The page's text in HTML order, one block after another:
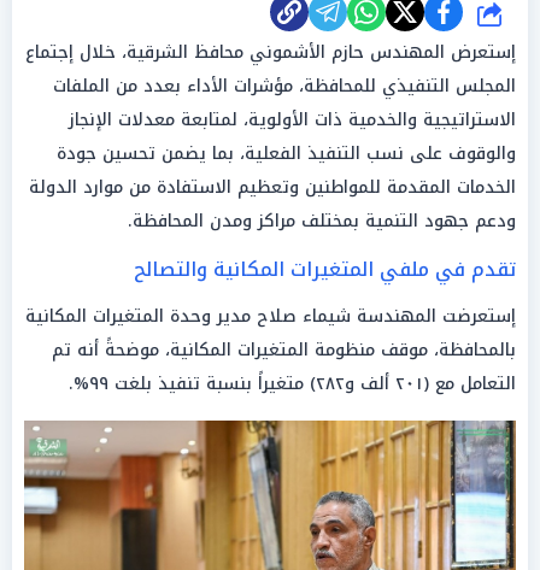
شارك
إستعرض المهندس حازم الأشموني محافظ الشرقية، خلال إجتماع
المجلس التنفيذي للمحافظة، مؤشرات الأداء بعدد من الملفات
الاستراتيجية والخدمية ذات الأولوية، لمتابعة معدلات الإنجاز
والوقوف على نسب التنفيذ الفعلية، بما يضمن تحسين جودة
الخدمات المقدمة للمواطنين وتعظيم الاستفادة من موارد الدولة
ودعم جهود التنمية بمختلف مراكز ومدن المحافظة.
تقدم في ملفي المتغيرات المكانية والتصالح
إستعرضت المهندسة شيماء صلاح مدير وحدة المتغيرات المكانية
بالمحافظة، موقف منظومة المتغيرات المكانية، موضحةً أنه تم
التعامل مع (٢٠١ ألف و٢٨٢) متغيراً بنسبة تنفيذ بلغت ٩٩%.